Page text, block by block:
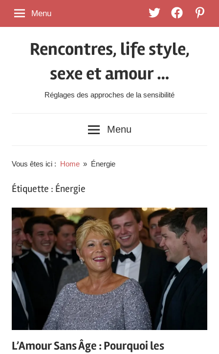
TwitterFaceBook
Menu
Rencontres, life style,
sexe et amour …
Réglages des approches de la sensibilité
Menu
Vous êtes ici : Home Énergie
Étiquette : Énergie
L’Amour Sans Âge : Pourquoi les